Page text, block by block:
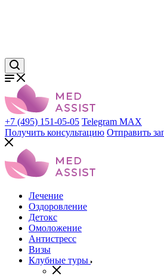
+7 (495) 151-05-05 Telegram MAX
Получить консультацию Отправить
Лечение
Оздоровление
Детокс
Омоложение
Антистресс
Визы
Клубные туры